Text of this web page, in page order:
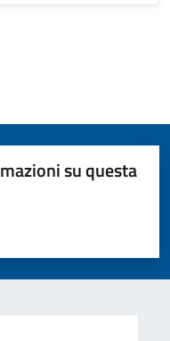
su questa